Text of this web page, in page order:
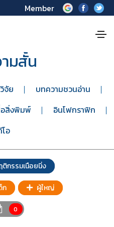
มสั้น
จัย
บทความชวนอ่าน
สิ่งพิมพ์
อินโฟกราฟิก
อ
กรรมเนือยนิ่ง
ก ผู้ใหญ่
0
Member